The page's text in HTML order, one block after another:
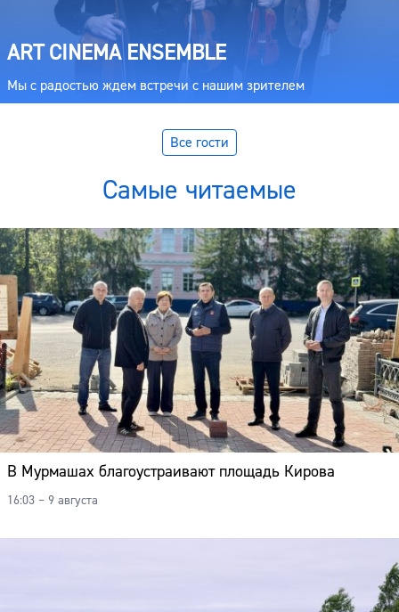
ART CINEMA ENSEMBLE
Мы с радостью ждем встречи с нашим зрителем
Все гости
Самые читаемые
В Мурмашах благоустраивают площадь Кирова
16:03 – 9 августа